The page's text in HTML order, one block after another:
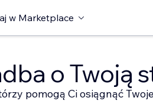
w Marketplace
o Twoją
pomogą Ci osiągnąć